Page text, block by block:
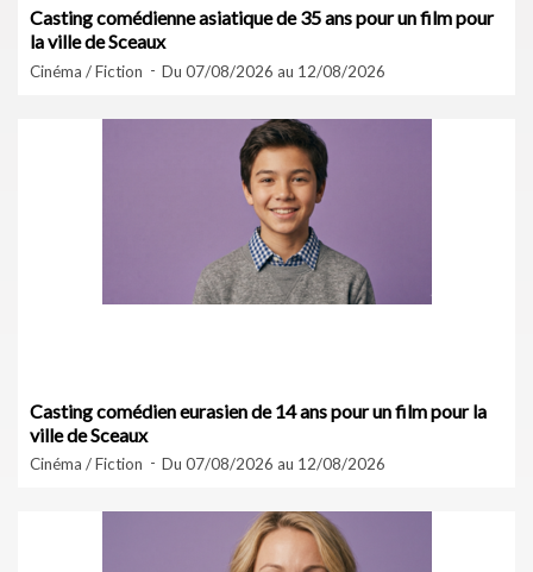
Casting comédienne asiatique de 35 ans pour un film pour
la ville de Sceaux
Cinéma / Fiction Du 07/08/2026 au 12/08/2026
Casting comédien eurasien de 14 ans pour un film pour la
ville de Sceaux
Cinéma / Fiction Du 07/08/2026 au 12/08/2026